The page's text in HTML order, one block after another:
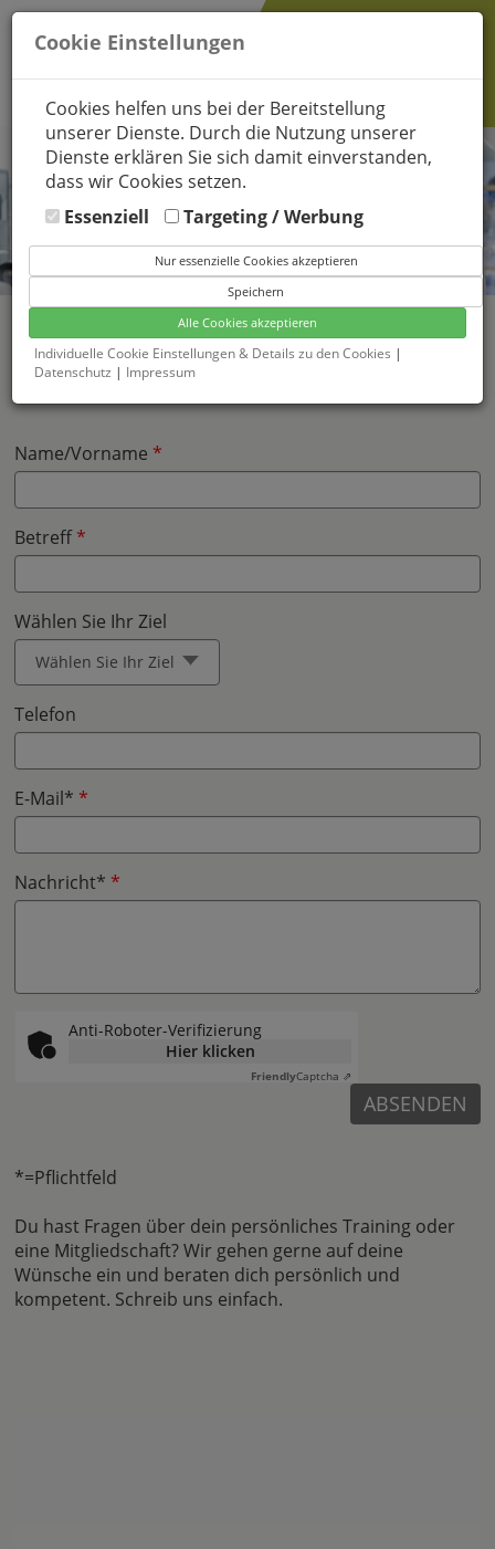
Cookie Einstellungen
Cookies helfen uns bei der Bereitstellung
unserer Dienste. Durch die Nutzung unserer
Dienste erklären Sie sich damit einverstanden,
dass wir Cookies setzen.
Essenziell
Targeting / Werbung
Nur essenzielle Cookies akzeptieren
Speichern
Alle Cookies akzeptieren
Individuelle Cookie Einstellungen & Details zu den Cookies |
Datenschutz | Impressum
Werden Sie Mitglied
und starten Sie durch!
KONTAKT
Name/Vorname
Betreff
Wählen Sie Ihr Ziel
Wählen Sie Ihr Ziel
Telefon
E-Mail*
Nachricht*
Anti-Roboter-Verifizierung
Hier klicken
FriendlyCaptcha ⇗
ABSENDEN
*=Pflichtfeld
Du hast Fragen über dein persönliches Training oder
eine Mitgliedschaft? Wir gehen gerne auf deine
Wünsche ein und beraten dich persönlich und
kompetent. Schreib uns einfach.